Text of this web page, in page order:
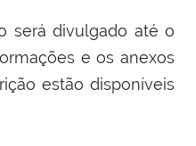
será divulgado até o
e os anexos
estão disponíveis